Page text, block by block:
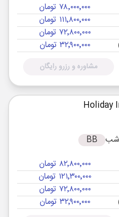
۷۸٬۰۰۰٬۰۰۰ تومان
۱۱۱٬۸۰۰٬۰۰۰ تومان
۷۲٬۸۰۰٬۰۰۰ تومان
۳۲٬۹۰۰٬۰۰۰ تومان
مشاوره و رزرو رایگان
BB
۸۲٬۸۰۰٬۰۰۰ تومان
۱۲۱٬۳۰۰٬۰۰۰ تومان
۷۲٬۸۰۰٬۰۰۰ تومان
۳۲٬۹۰۰٬۰۰۰ تومان